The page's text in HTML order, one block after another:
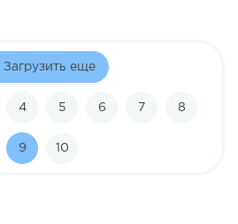
Загрузить еще
4 5 6 7 8
9 10